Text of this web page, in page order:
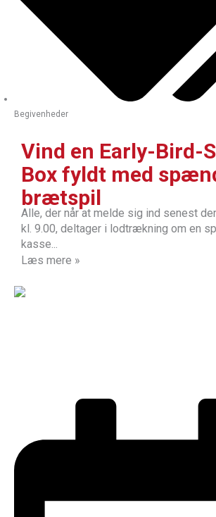
Begivenheder
Vind en Early-Bird-
Box fyldt med
brætspil
Alle, der når at melde sig ind senest
kl. 9.00, deltager i lodtrækning om en
kasse...
Læs mere »